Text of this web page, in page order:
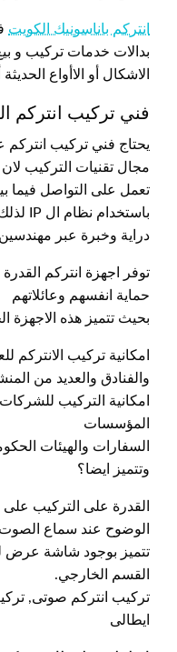
انتركم باناسونيك الكويت
بدالات خدمات تركيب و
الاشكال أو الاأواع
فني تركيب انتركم
يحتاج فني تركيب
مجال تقنيات التركيب لان
تعمل على التواصل فيما
باستخدام نظام ال IP لذلك لابد من
دراية وخبرة عبر
توفر اجهزة انتركم
حماية انفسهم وعائلاتهم
بحيث تتميز هذه الاجهزة
امكانية تركيب الانتركم
والفنادق والعديد من
امكانية التركيب للشركات
المؤسسات
السفارات والهيئات
وتتميز ايضا؟
القدرة على التركيب
الوضوح عند سماع
تتميز بوجود شاشة عرض
القسم الخارجي.
تركيب انتركم صوتى,
ايطالى